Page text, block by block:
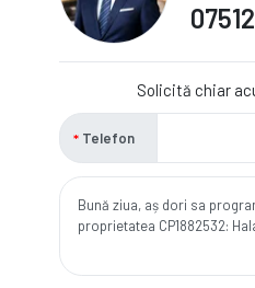
Solicită chiar
Telefon